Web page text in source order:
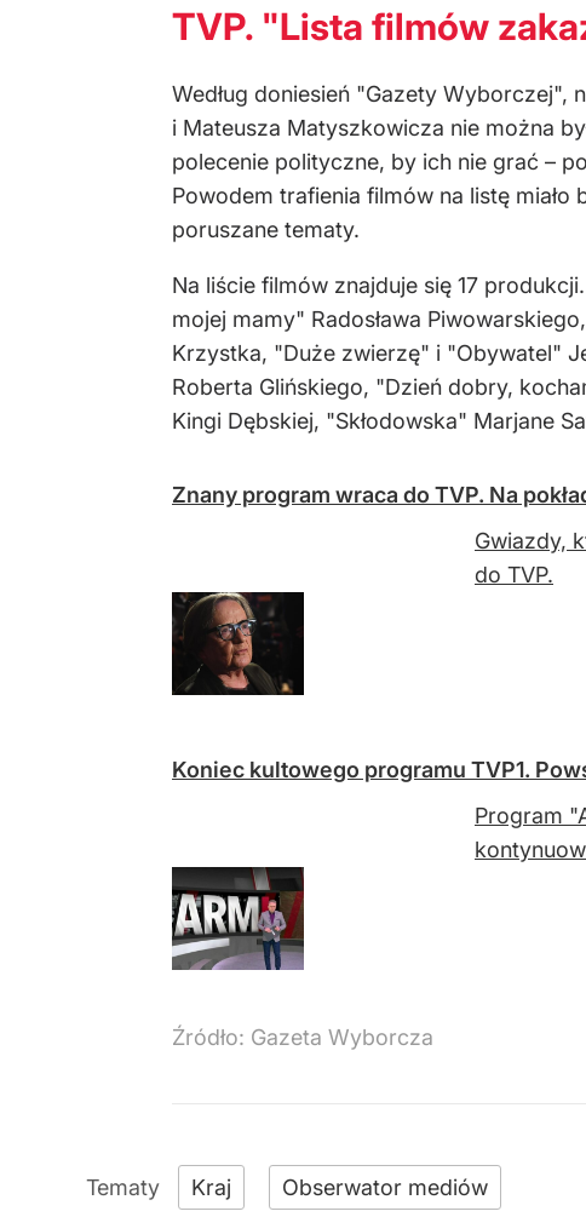
TVP. "Lista filmów
Według doniesień "Gazety Wyborczej",
i Mateusza Matyszkowicza nie można
polecenie polityczne, by ich nie grać –
Powodem trafienia filmów na listę
poruszane tematy.
Na liście filmów znajduje się 17
mojej mamy" Radosława
Krzystka, "Duże zwierzę" i "Obywatel"
Roberta Glińskiego, "Dzień dobry,
Kingi Dębskiej, "Skłodowska" Marjane
Znany program wraca do TVP. Na
Gwiazdy,
do TVP.
Koniec kultowego programu TVP1.
Program
Źródło: Gazeta Wyborcza
Kraj Obserwator mediów